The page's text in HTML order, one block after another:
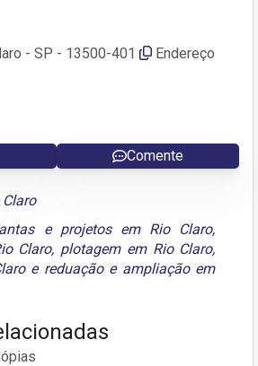
- SP - 13500-401
Endereço
Comente
e projetos em Rio Claro,
Claro, plotagem em Rio Claro,
e reduação e ampliação em